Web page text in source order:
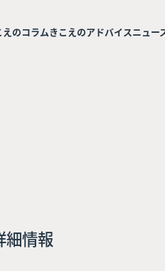
えのコラムきこえのアドバイスニュー
細情報